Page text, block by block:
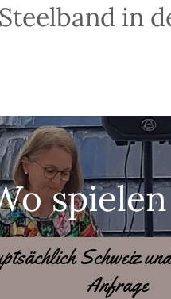
in
Schweiz
Anfrage